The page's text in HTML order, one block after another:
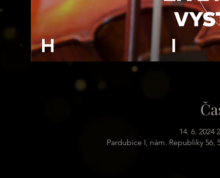
14. 6. 2024
Pardubice I, nám. Republiky 56,